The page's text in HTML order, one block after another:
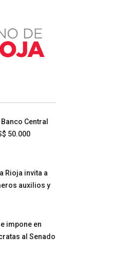
Central
50.000
Rioja invita a
auxilios y
impone en
al Senado